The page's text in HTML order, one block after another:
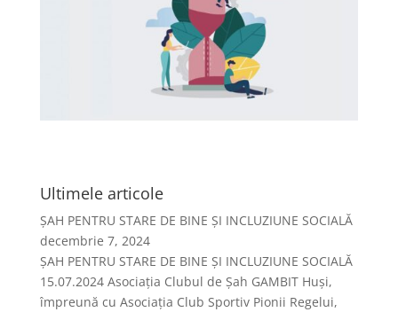
Ultimele articole
ȘAH PENTRU STARE DE BINE ȘI INCLUZIUNE SOCIALĂ
decembrie 7, 2024
ȘAH PENTRU STARE DE BINE ȘI INCLUZIUNE SOCIALĂ
15.07.2024 Asociația Clubul de Șah GAMBIT Huși,
împreună cu Asociația Club Sportiv Pionii Regelui,